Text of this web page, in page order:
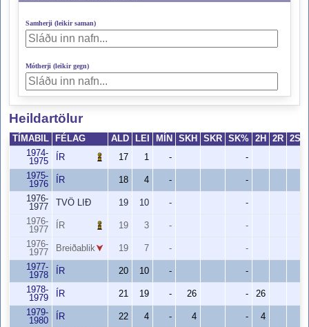
Samherji (leikir saman)
Mótherji (leikir gegn)
Heildartölur
TÍMABIL FÉLAG ALD LEI MÍN SKH SKR SK% 2H 2R
2S%
1974-
1975
ÍR 17 1 - -
1975-
1976
ÍR 18 4 - -
1976-
1977
TVÖ LIÐ 19 10 - -
1976-
1977
ÍR 19 3 - -
1976-
1977
Breiðablik 19 7 - -
1977-
1978
ÍR 20 10 - -
1978-
1979
ÍR 21 19 - 26 - 26
1979-
1980
ÍR 22 4 - 4 - 4